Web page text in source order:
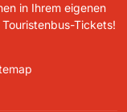
in Ihrem eigenen
Tickets!